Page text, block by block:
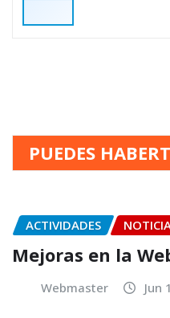
PUEDES
ACTIVIDADES
Mejoras en la
Webmaster Jun